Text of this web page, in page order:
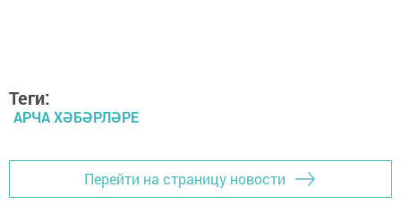
Теги:
АРЧА ХӘБӘРЛӘРЕ
Перейти на страницу новости